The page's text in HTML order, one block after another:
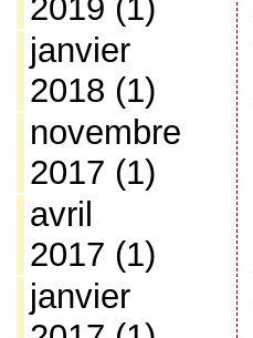
2019 (1)
janvier
2018 (1)
novembre
2017 (1)
avril
2017 (1)
janvier